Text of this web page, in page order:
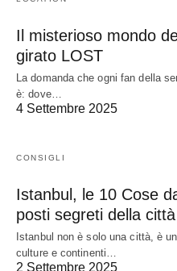
Il misterioso mondo
girato LOST
La domanda che ogni fan della
è: dove…
4 Settembre 2025
CONSIGLI
Istanbul, le 10 Cose
posti segreti della
Istanbul non è solo una città, è
culture e continenti…
2 Settembre 2025